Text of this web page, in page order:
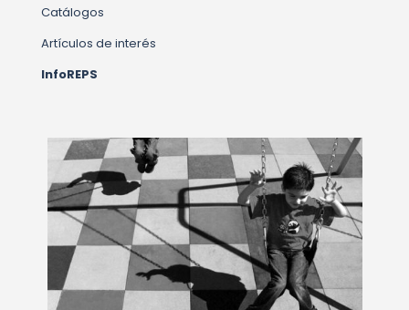
Catálogos
Artículos de interés
InfoREPS